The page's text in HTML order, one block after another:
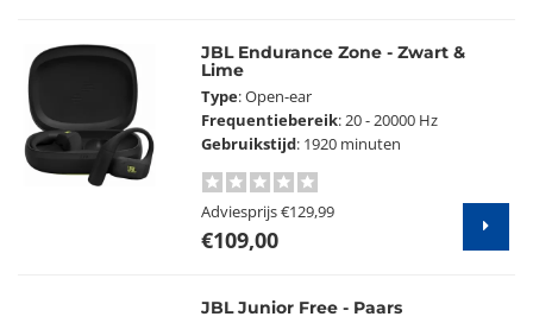
JBL Endurance Zone - Zwart &
Lime
Type: Open-ear
Frequentiebereik: 20 - 20000 Hz
Gebruikstijd: 1920 minuten
Adviesprijs€129,99
€109,00
JBL Junior Free - Paars